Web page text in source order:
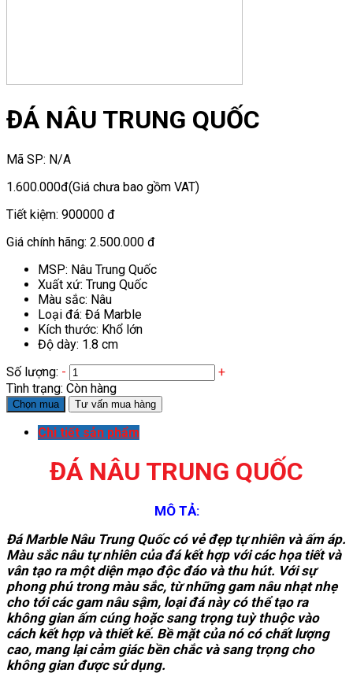
ĐÁ NÂU TRUNG QUỐC
Mã SP: N/A
1.600.000đ(Giá chưa bao gồm VAT)
Tiết kiệm: 900000 đ
Giá chính hãng: 2.500.000 đ
MSP: Nâu Trung Quốc
Xuất xứ: Trung Quốc
Màu sắc: Nâu
Loại đá: Đá Marble
Kích thước: Khổ lớn
Độ dày: 1.8 cm
Số lượng: -
+
Tình trạng: Còn hàng
Chọn mua Tư vấn mua hàng
Chi tiết sản phẩm
ĐÁ NÂU TRUNG QUỐC
MÔ TẢ:
Đá Marble Nâu Trung Quốc có vẻ đẹp tự nhiên và ấm áp.
Màu sắc nâu tự nhiên của đá kết hợp với các họa tiết và
vân tạo ra một diện mạo độc đáo và thu hút. Với sự
phong phú trong màu sắc, từ những gam nâu nhạt nhẹ
cho tới các gam nâu sậm, loại đá này có thể tạo ra
không gian ấm cúng hoặc sang trọng tuỳ thuộc vào
cách kết hợp và thiết kế. Bề mặt của nó có chất lượng
cao, mang lại cảm giác bền chắc và sang trọng cho
không gian được sử dụng.